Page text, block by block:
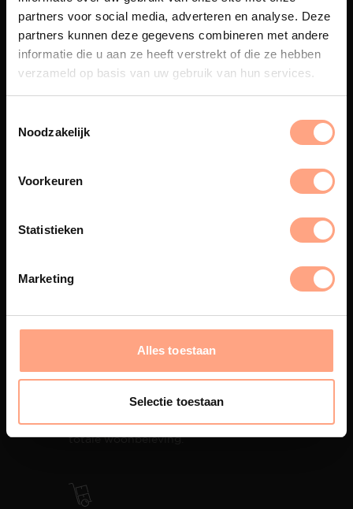
partners voor social media, adverteren en analyse. Deze
partners kunnen deze gegevens combineren met andere
informatie die u aan ze heeft verstrekt of die ze hebben
verzameld op basis van uw gebruik van hun services.
Noodzakelijk
Voorkeuren
Statistieken
Marketing
Alles toestaan
Selectie toestaan
Maatwerk
Een exclusieve handgemaakte
De meubelen worden in onze
componenten lak.
ontzorging van eerste schets tot
oplevering,met als resultaat een
totale woonbeleving.